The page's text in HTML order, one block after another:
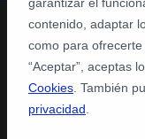
contenido, adaptar
como para
“Aceptar”, aceptas
Cookies . También
privacidad